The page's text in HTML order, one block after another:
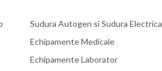
Sudura Autogen si Sudura Electrica
Echipamente Medicale
Echipamente Laborator